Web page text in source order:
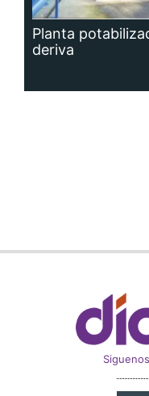
Planta
deriva